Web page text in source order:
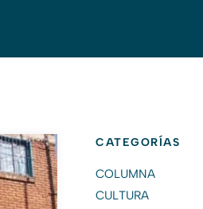
CATEGORÍAS
COLUMNA
CULTURA